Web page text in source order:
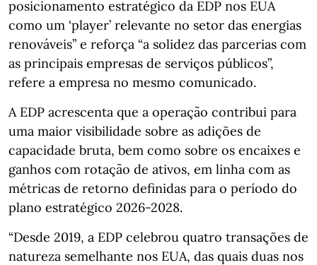
posicionamento estratégico da EDP nos EUA
como um ‘player’ relevante no setor das energias
renováveis” e reforça “a solidez das parcerias com
as principais empresas de serviços públicos”,
refere a empresa no mesmo comunicado.
A EDP acrescenta que a operação contribui para
uma maior visibilidade sobre as adições de
capacidade bruta, bem como sobre os encaixes e
ganhos com rotação de ativos, em linha com as
métricas de retorno definidas para o período do
plano estratégico 2026-2028.
“Desde 2019, a EDP celebrou quatro transações de
natureza semelhante nos EUA, das quais duas nos